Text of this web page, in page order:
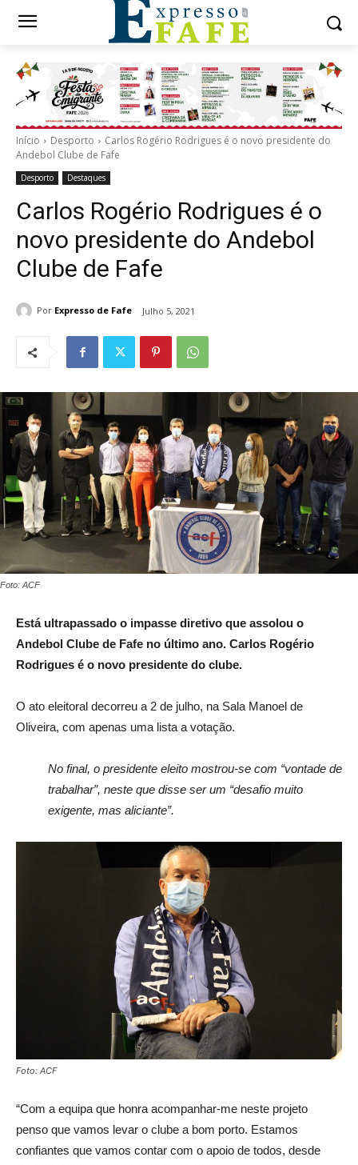
Início Desporto
Carlos Rogério Rodrigues é o novo presidente do
Andebol Clube de Fafe
Desporto Destaques
Carlos Rogério Rodrigues é o
novo presidente do Andebol
Clube de Fafe
Por Expresso de Fafe Julho 5, 2021
Foto: ACF
Está ultrapassado o impasse diretivo que assolou o
Andebol Clube de Fafe no último ano. Carlos Rogério
Rodrigues é o novo presidente do clube.
O ato eleitoral decorreu a 2 de julho, na Sala Manoel de
Oliveira, com apenas uma lista a votação.
No final, o presidente eleito mostrou-se com “vontade de
trabalhar”, neste que disse ser um “desafio muito
exigente, mas aliciante”.
Foto: ACF
“Com a equipa que honra acompanhar-me neste projeto
penso que vamos levar o clube a bom porto. Estamos
confiantes que vamos contar com o apoio de todos, desde